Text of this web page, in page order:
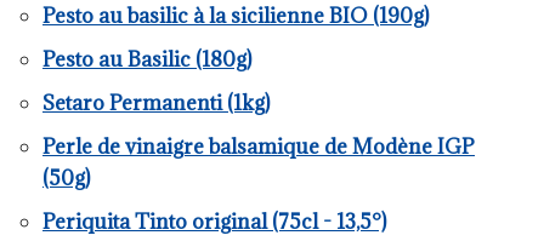
Pesto au basilic à la sicilienne BIO (190g)
Pesto au Basilic (180g)
Setaro Permanenti (1kg)
Perle de vinaigre balsamique de Modène IGP
(50g)
Periquita Tinto original (75cl - 13,5°)